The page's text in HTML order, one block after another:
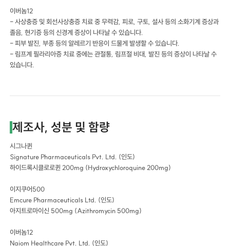
이버놈12
- 사상충증 및 회선사상충증 치료 중 무력감, 피로, 구토, 설사 등의 소화기계 증상과
졸음, 현기증 등의 신경계 증상이 나타날 수 있습니다.
- 피부 발진, 부종 등의 알레르기 반응이 드물게 발생할 수 있습니다.
- 림프계 필라리아증 치료 중에는 관절통, 림프절 비대, 발진 등의 증상이 나타날 수
있습니다.
제조사, 성분 및 함량
시그나퀸
Signature Pharmaceuticals Pvt. Ltd. (인도)
하이드록시클로로퀸 200mg (Hydroxychloroquine 200mg)
이지쿠어500
Emcure Pharmaceuticals Ltd. (인도)
아지트로마이신 500mg (Azithromycin 500mg)
이버놈12
Naiom Healthcare Pvt. Ltd. (인도)